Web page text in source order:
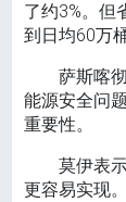
了约3%。但
到日均60万桶
萨斯喀
能源安全问
重要性。
莫伊表
更容易实现